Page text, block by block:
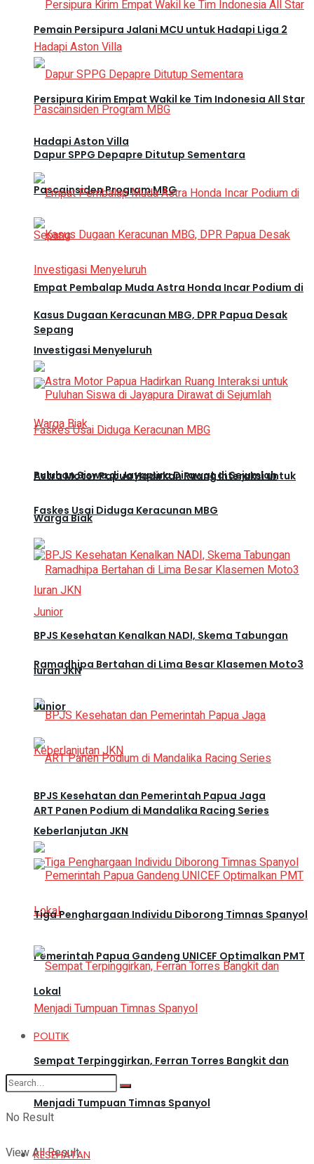
Pemain Persipura Jalani MCU untuk Hadapi Liga 2
Dapur SPPG Depapre Ditutup Sementara
Pascainsiden Program MBG
Kasus Dugaan Keracunan MBG, DPR Papua Desak
Investigasi Menyeluruh
Puluhan Siswa di Jayapura Dirawat di Sejumlah
Faskes Usai Diduga Keracunan MBG
BPJS Kesehatan Kenalkan NADI, Skema Tabungan
Iuran JKN
BPJS Kesehatan dan Pemerintah Papua Jaga
Keberlanjutan JKN
Pemerintah Papua Gandeng UNICEF Optimalkan PMT
Lokal
POLITIK
No Result
View All Result
Persipura Kirim Empat Wakil ke Tim Indonesia All Star
Hadapi Aston Villa
Empat Pembalap Muda Astra Honda Incar Podium di
Sepang
Astra Motor Papua Hadirkan Ruang Interaksi untuk
Warga Biak
Ramadhipa Bertahan di Lima Besar Klasemen Moto3
Junior
ART Panen Podium di Mandalika Racing Series
Tiga Penghargaan Individu Diborong Timnas Spanyol
Sempat Terpinggirkan, Ferran Torres Bangkit dan
Menjadi Tumpuan Timnas Spanyol
KESEHATAN